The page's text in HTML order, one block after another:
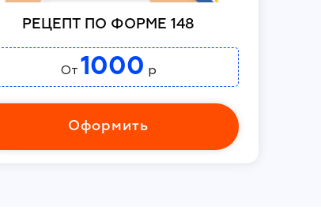
РЕЦЕПТ ПО ФОРМЕ 148
От 1000 р
Оформить